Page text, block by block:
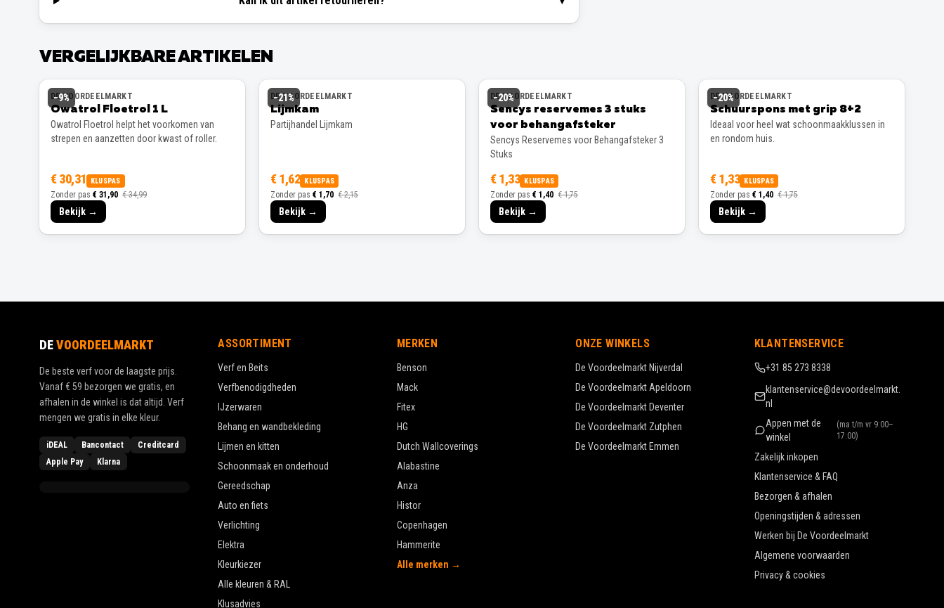
VERGELIJKBARE ARTIKELEN
−9%
DE VOORDEELMARKT
Owatrol Floetrol 1 L
Owatrol Floetrol helpt het voorkomen van
strepen en aanzetten door kwast of roller.
€ 30,31 KLUSPAS
Zonder pas € 31,90 € 34,99
Bekijk →
−21%
DE VOORDEELMARKT
Lijmkam
Partijhandel Lijmkam
€ 1,62 KLUSPAS
Zonder pas € 1,70 € 2,15
Bekijk →
−20%
DE VOORDEELMARKT
Sencys reservemes 3 stuks
voor behangafsteker
Sencys Reservemes voor Behangafsteker 3
Stuks
€ 1,33 KLUSPAS
Zonder pas € 1,40 € 1,75
Bekijk →
−20%
DE VOORDEELMARKT
Schuurspons met grip 8+2
Ideaal voor heel wat schoonmaakklussen in
en rondom huis.
€ 1,33 KLUSPAS
Zonder pas € 1,40 € 1,75
Bekijk →
DEVOORDEELMARKT
De beste verf voor de laagste prijs.
Vanaf€ 59 bezorgen we gratis, en
afhalen in de winkel is dat altijd. Verf
mengen we gratis in elke kleur.
iDEAL Bancontact
Creditcard
Apple Pay
Klarna
ASSORTIMENT
Verf en Beits
Verfbenodigdheden
IJzerwaren
Behang en wandbekleding
Lijmen en kitten
Schoonmaak en onderhoud
Gereedschap
Auto en fiets
Verlichting
Elektra
Kleurkiezer
Alle kleuren & RAL
Klusadvies
MERKEN
Benson
Mack
Fitex
HG
Dutch Wallcoverings
Alabastine
Anza
Histor
Copenhagen
Hammerite
Alle merken →
ONZE WINKELS
De Voordeelmarkt Nijverdal
De Voordeelmarkt Apeldoorn
De Voordeelmarkt Deventer
De Voordeelmarkt Zutphen
De Voordeelmarkt Emmen
KLANTENSERVICE
+31 85 273 8338
klantenservice@devoordeelmarkt.
nl
Appen met de
winkel
(ma t/m vr 9:00–
17:00)
Zakelijk inkopen
Klantenservice & FAQ
Bezorgen & afhalen
Openingstijden & adressen
Werken bij De Voordeelmarkt
Algemene voorwaarden
Privacy & cookies